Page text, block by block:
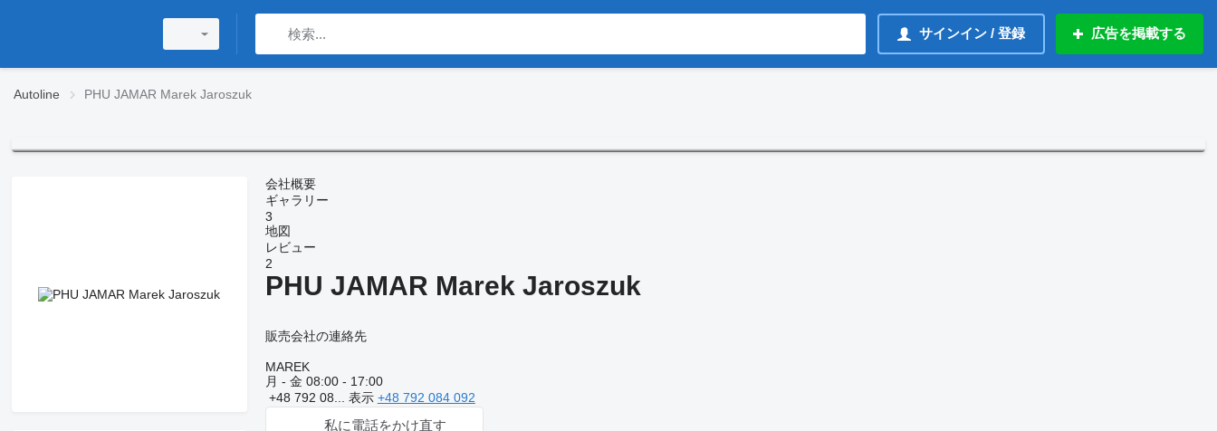
サインイン / 登録 広告を掲載する
Autoline PHU JAMAR Marek Jaroszuk
会社概要
ギャラリー
3
地図
レビュー
2
PHU JAMAR Marek Jaroszuk
販売会社の連絡先
MAREK
月 - 金 08:00 - 17:00
+48 792 08... 表示 +48 792 084 092
私に電話をかけ直す